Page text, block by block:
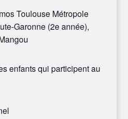
Toulouse Métropole
Garonne (2e année),
enfants qui participent au